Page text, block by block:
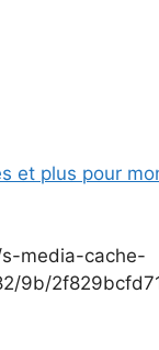
et plus pour
media-cache-
9b/